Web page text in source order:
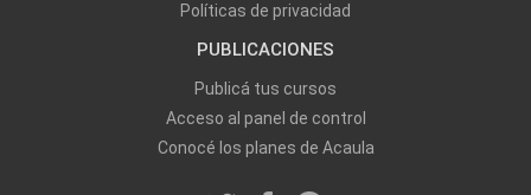
Políticas de privacidad
PUBLICACIONES
Publicá tus cursos
Acceso al panel de control
Conocé los planes de Acaula